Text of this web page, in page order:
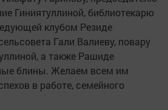
Гиниятуллиной, библиотекарю
клубом Резиде
Гали Валиеву, повару
а также Рашиде
блины. Желаем всем им
в работе, семейного